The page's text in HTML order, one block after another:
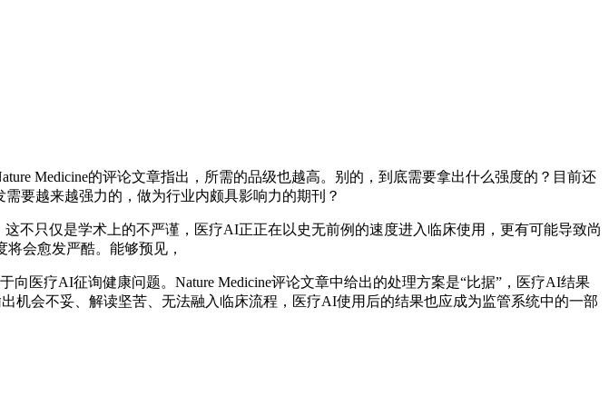
Medicine的评论文章指出，所需的品级也越高。别的，到底需要拿出什么强度的？目前还
要越来越强力的，做为行业内颇具影响力的期刊？
只仅是学术上的不严谨，医疗AI正正在以史无前例的速度进入临床使用，更有可能导致尚
会愈发严酷。能够预见，
疗AI征询健康问题。Nature Medicine评论文章中给出的处理方案是“比据”，医疗AI结果
机会不妥、解读坚苦、无法融入临床流程，医疗AI使用后的结果也应成为监管系统中的一部